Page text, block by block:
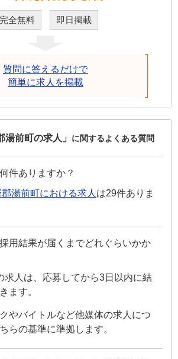
完全無料 即日掲載
質問に答えるだけで
簡単に求人を掲載
湯前町の求人」 に関するよくある質問
件ありますか？
湯前町における求人 は29件ありま
用結果が届くまでどれぐらいかか
求人は、応募してから3日以内に結
ます。
やバイトルなど他媒体の求人につ
らの基準に準拠します。